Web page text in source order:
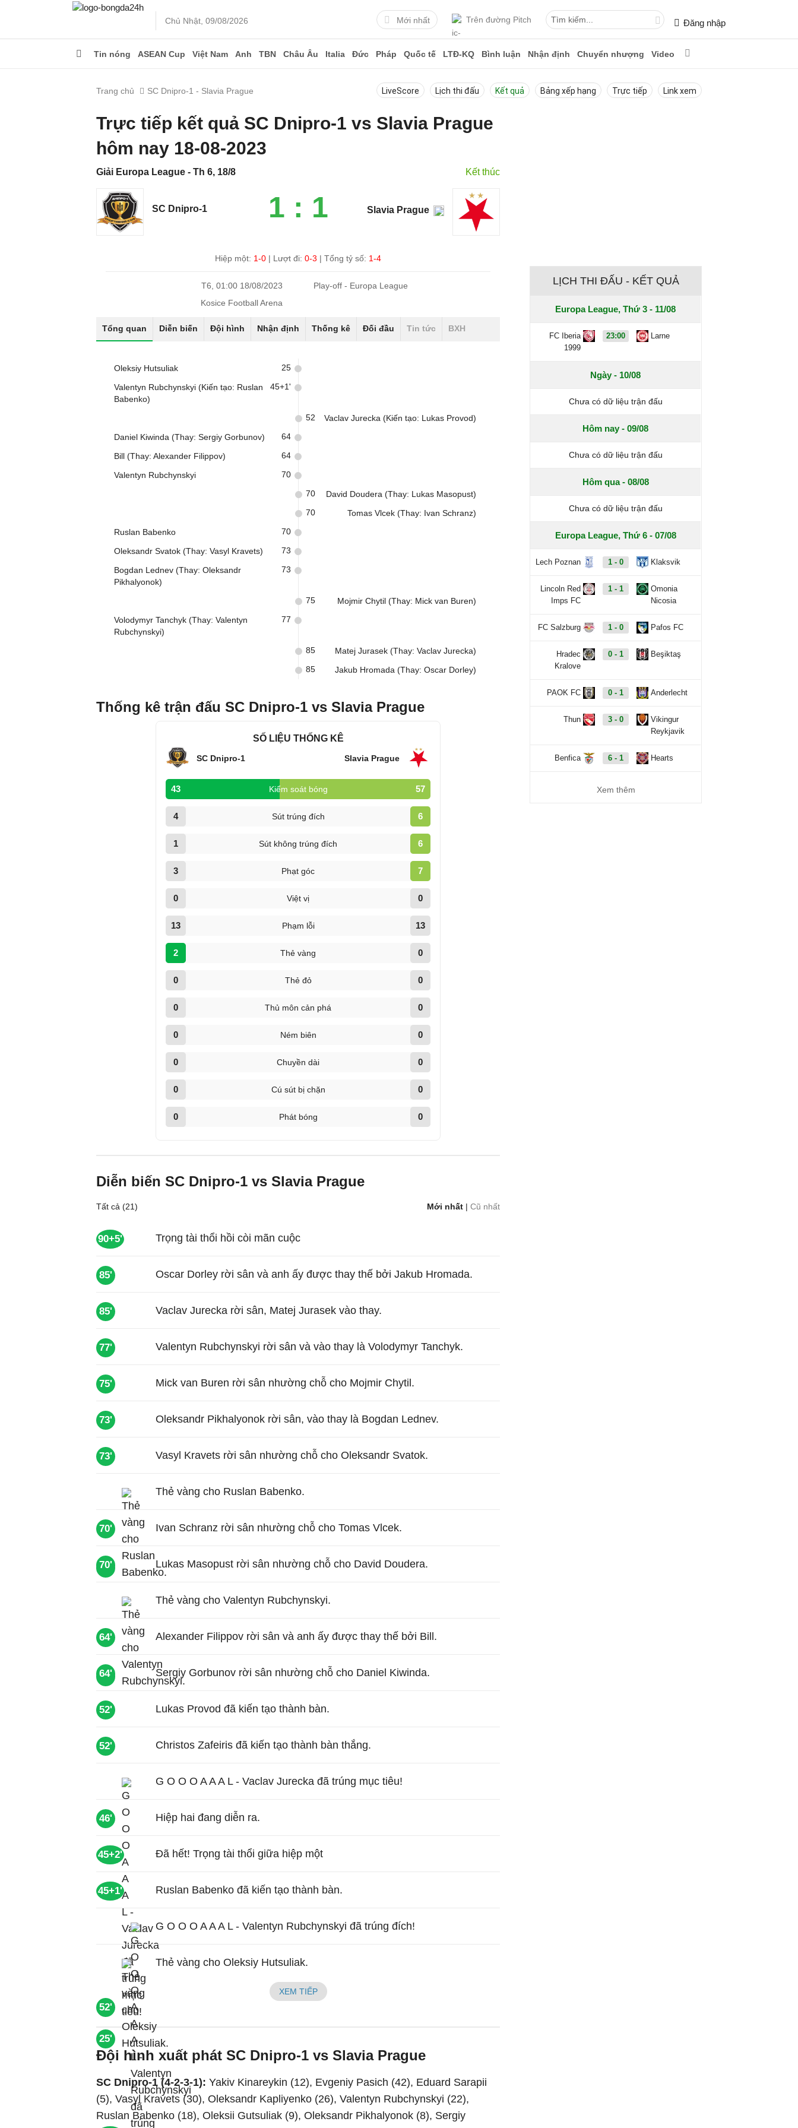
Chủ Nhật, 09/08/2026 Mới nhất Trên đường Pitch Đăng nhập
Tin nóng ASEAN Cup Việt Nam Anh TBN Châu Âu Italia Đức Pháp Quốc tế LTĐ-KQ Bình luận Nhận định Chuyển nhượng Video
Trang chủ SC Dnipro-1 - Slavia Prague LiveScore Lịch thi đấu Kết quả Bảng xếp hạng Trực tiếp Link xem
Trực tiếp kết quả SC Dnipro-1 vs Slavia Prague
hôm nay 18-08-2023
Giải Europa League - Th 6, 18/8 Kết thúc
SC Dnipro-1 1 : 1 Slavia Prague
Hiệp một: 1-0 | Lượt đi:0-3 | Tổng tỷ số: 1-4
T6, 01:00 18/08/2023
Play-off - Europa League
Kosice Football Arena
Tổng quan Diễn biến Đội hình Nhận định Thống kê Đối đầu Tin tức BXH
Oleksiy Hutsuliak 25
Valentyn Rubchynskyi (Kiến tạo: Ruslan
Babenko)
45+1'
Vaclav Jurecka (Kiến tạo: Lukas Provod)
52
Daniel Kiwinda (Thay: Sergiy Gorbunov) 64
Bill (Thay: Alexander Filippov) 64
Valentyn Rubchynskyi 70
David Doudera (Thay: Lukas Masopust)
70
Tomas Vlcek (Thay: Ivan Schranz)
70
Ruslan Babenko 70
Oleksandr Svatok (Thay: Vasyl Kravets) 73
Bogdan Lednev (Thay: Oleksandr
Pikhalyonok)
73
Mojmir Chytil (Thay: Mick van Buren)
75
Volodymyr Tanchyk (Thay: Valentyn
Rubchynskyi)
77
Matej Jurasek (Thay: Vaclav Jurecka)
85
Jakub Hromada (Thay: Oscar Dorley)
85
Thống kê trận đấu SC Dnipro-1 vs Slavia Prague
SỐ LIỆU THỐNG KÊ
SC Dnipro-1 Slavia Prague
43 Kiểm soát bóng 57
4 Sút trúng đích 6
1 Sút không trúng đích 6
3 Phạt góc 7
0 Việt vị 0
13 Phạm lỗi 13
2 Thẻ vàng 0
0 Thẻ đỏ 0
0 Thủ môn cản phá 0
0 Ném biên 0
0 Chuyền dài 0
0 Cú sút bị chặn 0
0 Phát bóng 0
Diễn biến SC Dnipro-1 vs Slavia Prague
Tất cả (21) Mới nhất |Cũ nhất
90+5' Trọng tài thổi hồi còi mãn cuộc
85' Oscar Dorley rời sân và anh ấy được thay thế bởi Jakub Hromada.
85' Vaclav Jurecka rời sân, Matej Jurasek vào thay.
77' Valentyn Rubchynskyi rời sân và vào thay là Volodymyr Tanchyk.
75' Mick van Buren rời sân nhường chỗ cho Mojmir Chytil.
73' Oleksandr Pikhalyonok rời sân, vào thay là Bogdan Lednev.
73' Vasyl Kravets rời sân nhường chỗ cho Oleksandr Svatok.
70'
Thẻ vàng cho Ruslan Babenko.
70' Ivan Schranz rời sân nhường chỗ cho Tomas Vlcek.
70' Lukas Masopust rời sân nhường chỗ cho David Doudera.
70'
Thẻ vàng cho Valentyn Rubchynskyi.
64' Alexander Filippov rời sân và anh ấy được thay thế bởi Bill.
64' Sergiy Gorbunov rời sân nhường chỗ cho Daniel Kiwinda.
52' Lukas Provod đã kiến tạo thành bàn.
52' Christos Zafeiris đã kiến tạo thành bàn thắng.
52'
G O O O A A A L - Vaclav Jurecka đã trúng mục tiêu!
46' Hiệp hai đang diễn ra.
45+2' Đã hết! Trọng tài thổi giữa hiệp một
45+1' Ruslan Babenko đã kiến tạo thành bàn.
G O O O A A A L - Valentyn Rubchynskyi đã trúng đích!
25'
Thẻ vàng cho Oleksiy Hutsuliak.
XEM TIẾP
Đội hình xuất phát SC Dnipro-1 vs Slavia Prague
SC Dnipro-1 (4-2-3-1): Yakiv Kinareykin (12), Evgeniy Pasich (42), Eduard Sarapii
(5), Vasyl Kravets (30), Oleksandr Kapliyenko (26), Valentyn Rubchynskyi (22),
Ruslan Babenko (18), Oleksii Gutsuliak (9), Oleksandr Pikhalyonok (8), Sergiy
LỊCH THI ĐẤU - KẾT QUẢ
Europa League, Thứ 3 - 11/08
FC Iberia
1999
23:00 Larne
Ngày - 10/08
Chưa có dữ liệu trận đấu
Hôm nay - 09/08
Chưa có dữ liệu trận đấu
Hôm qua - 08/08
Chưa có dữ liệu trận đấu
Europa League, Thứ 6 - 07/08
Lech Poznan 1 - 0 Klaksvik
Lincoln Red
Imps FC
1 - 1
Omonia
Nicosia
FC Salzburg 1 - 0 Pafos FC
Hradec
Kralove
0 - 1 Beşiktaş
PAOK FC 0 - 1 Anderlecht
Thun 3 - 0
Vikingur
Reykjavik
Benfica 6 - 1 Hearts
Xem thêm